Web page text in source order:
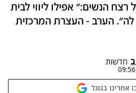
הנשים:" אפילו ליווי לבית
הערב - העצרת המרכזית
חדשות
אחרינו בגוגל